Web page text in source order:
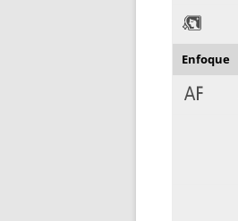
0
Enfoque
1